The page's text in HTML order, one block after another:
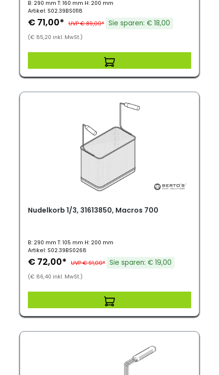
B: 290 mm T: 160 mm H: 200 mm
Artikel: S02.39BS0118
€ 71,00* UVP € 89,00* Sie sparen: € 18,00
(€ 85,20 inkl. MwSt.)
Nudelkorb 1/3, 31613850, Macros 700
B: 290 mm T: 105 mm H: 200 mm
Artikel: S02.39BS0268
€ 72,00* UVP € 91,00* Sie sparen: € 19,00
(€ 86,40 inkl. MwSt.)